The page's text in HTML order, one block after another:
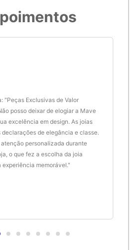
20
22
23
24
"Peças Exclusivas de Valor
posso deixar de elogiar a Mave
excelência em design. As joias
declarações de elegância e classe.
personalizada durante
o que fez a escolha da joia
experiência memorável."